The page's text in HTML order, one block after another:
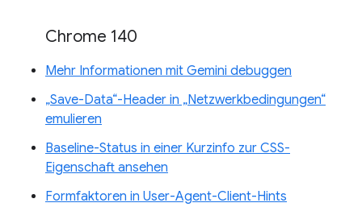
Chrome 140
Mehr Informationen mit Gemini debuggen
„Save-Data“-Header in „Netzwerkbedingungen“
emulieren
Baseline-Status in einer Kurzinfo zur CSS-
Eigenschaft ansehen
Formfaktoren in User-Agent-Client-Hints